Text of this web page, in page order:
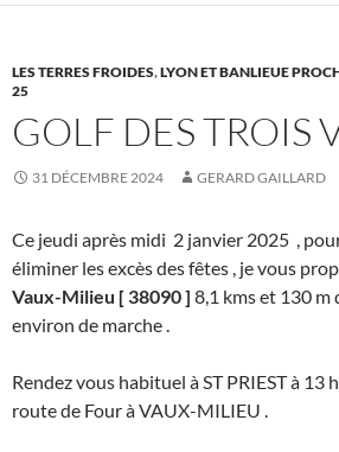
LES TERRES FROIDES,LYON ET BANLIEUE
25
GOLF DES TROIS
31 DÉCEMBRE 2024 GERARD GAILLARD
Ce jeudi après midi 2 janvier 2025 ,
éliminer les excès des fêtes , je vous
Vaux-Milieu [ 38090 ] 8,1 kms et 130 m
environ de marche .
Rendez vous habituel à ST PRIEST à 13
route de Four à VAUX-MILIEU .